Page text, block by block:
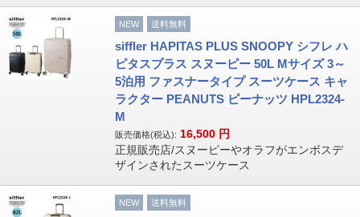
NEW 送料無料
siffler HAPITAS PLUS SNOOPY シフレ ハ
ピタスプラス スヌーピー 50L Mサイズ 3～
5泊用 ファスナータイプ スーツケース キャ
ラクター PEANUTS ピーナッツ HPL2324-
M
販売価格(税込): 16,500 円
正規販売店/スヌーピーやオラフがエンボスデ
ザインされたスーツケース
NEW 送料無料